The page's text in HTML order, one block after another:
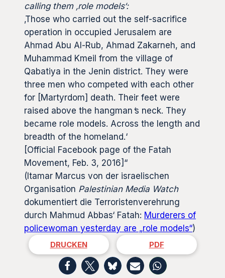
calling them ‚role models‘:
‚Those who carried out the self-sacrifice
operation in occupied Jerusalem are
Ahmad Abu Al-Rub, Ahmad Zakarneh, and
Muhammad Kmeil from the village of
Qabatiya in the Jenin district. They were
three men who competed with each other
for [Martyrdom] death. Their feet were
raised above the hangman ‘s neck. They
became role models. Across the length and
breadth of the homeland.‘
[Official Facebook page of the Fatah
Movement, Feb. 3, 2016]“
(Itamar Marcus von der israelischen
Organisation Palestinian Media Watch
dokumentiert die Terroristenverehrung
durch Mahmud Abbas‘ Fatah: Murderers of
policewoman yesterday are „role models“)
DRUCKEN PDF